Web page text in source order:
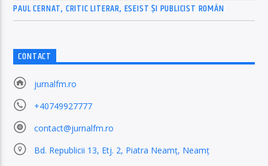
PAUL CERNAT, CRITIC LITERAR, ESEIST ȘI PUBLICIST ROMÂN
CONTACT
jurnalfm.ro
+40749927777
contact@jurnalfm.ro
Bd. Republicii 13, Etj. 2, Piatra Neamț, Neamț